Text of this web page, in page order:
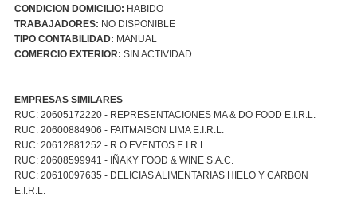
CONDICION DOMICILIO: HABIDO
TRABAJADORES: NO DISPONIBLE
TIPO CONTABILIDAD: MANUAL
COMERCIO EXTERIOR: SIN ACTIVIDAD
EMPRESAS SIMILARES
RUC: 20605172220 - REPRESENTACIONES MA & DO FOOD E.I.R.L.
RUC: 20600884906 - FAITMAISON LIMA E.I.R.L.
RUC: 20612881252 - R.O EVENTOS E.I.R.L.
RUC: 20608599941 - IÑAKY FOOD & WINE S.A.C.
RUC: 20610097635 - DELICIAS ALIMENTARIAS HIELO Y CARBON
E.I.R.L.